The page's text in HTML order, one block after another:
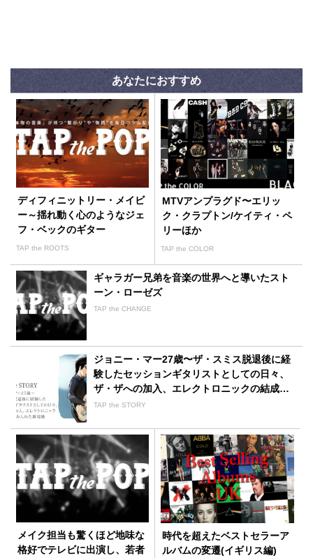
あなたにおすすめ
ディフィニットリー・メイビ
ー～揺れ動く心のようなジェ
フ・ベックのギター
TAP the ROOTS
MTVアンプラグド〜エリッ
ク・クラプトン/ケイティ・ペ
リーほか
TAP the COLOR
ギャラガー兄弟を音楽の世界へと導いたスト
ーン・ローゼズ
TAP the CHANGE
ジョニー・マー27歳〜ザ・スミス脱退後に経
験したセッションギタリストとしての日々、
ザ・ザへの加入、エレクトロニックの結成で
踏み入れた新境地
TAP the STORY
メイク担当も驚くほど地味な
格好でテレビに出演し、若者
時代を超えたベストセラーア
ルバムの変遷(イギリス編)